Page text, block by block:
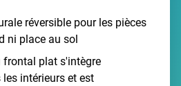
réversible pour les pièces
ni place au sol
frontal plat s'intègre
intérieurs et est